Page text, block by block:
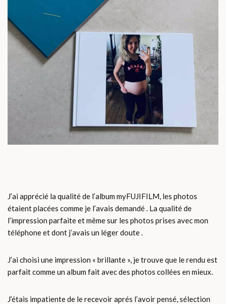
J’ai apprécié la qualité de l’album myFUJIFILM, les photos
étaient placées comme je l’avais demandé . La qualité de
l’impression parfaite et même sur les photos prises avec mon
téléphone et dont j’avais un léger doute .
J’ai choisi une impression « brillante », je trouve que le rendu est
parfait comme un album fait avec des photos collées en mieux.
J’étais impatiente de le recevoir aprés l’avoir pensé, sélection